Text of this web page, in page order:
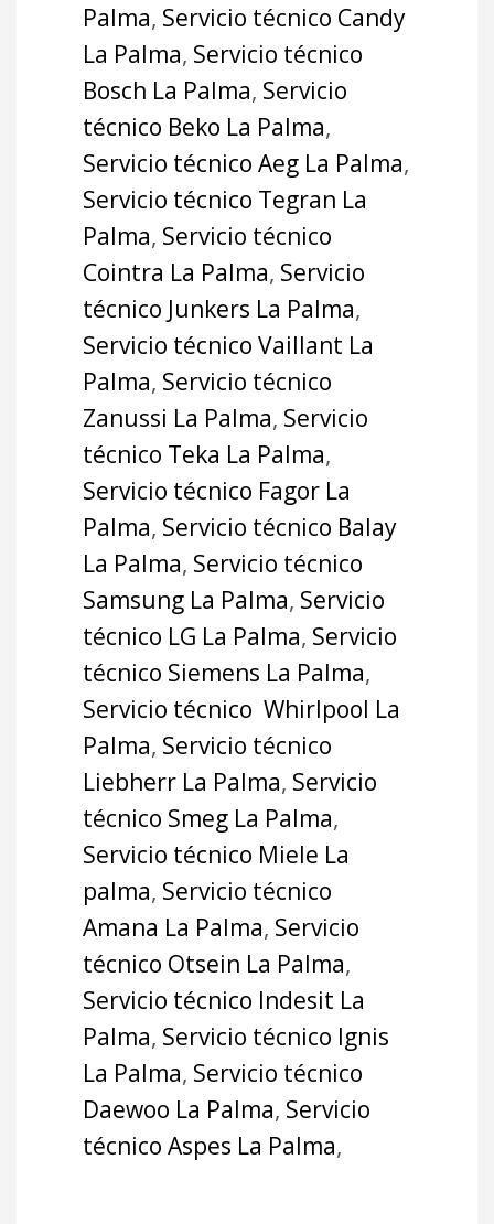
Palma, Servicio técnico Candy
La Palma, Servicio técnico
Bosch La Palma, Servicio
técnico Beko La Palma,
Servicio técnico Aeg La Palma,
Servicio técnico Tegran La
Palma, Servicio técnico
Cointra La Palma, Servicio
técnico Junkers La Palma,
Servicio técnico Vaillant La
Palma, Servicio técnico
Zanussi La Palma, Servicio
técnico Teka La Palma,
Servicio técnico Fagor La
Palma, Servicio técnico Balay
La Palma, Servicio técnico
Samsung La Palma, Servicio
técnico LG La Palma, Servicio
técnico Siemens La Palma,
Servicio técnico Whirlpool La
Palma, Servicio técnico
Liebherr La Palma, Servicio
técnico Smeg La Palma,
Servicio técnico Miele La
palma, Servicio técnico
Amana La Palma, Servicio
técnico Otsein La Palma,
Servicio técnico Indesit La
Palma, Servicio técnico Ignis
La Palma, Servicio técnico
Daewoo La Palma, Servicio
técnico Aspes La Palma,